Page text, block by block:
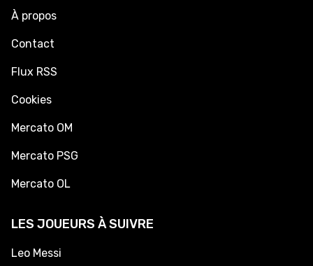
À propos
Contact
Flux RSS
Cookies
Mercato OM
Mercato PSG
Mercato OL
LES JOUEURS À SUIVRE
Leo Messi